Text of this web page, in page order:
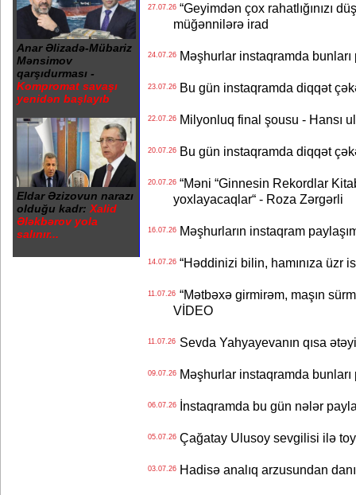
Anar Əlizadə-Mübariz
Mənsimov
qarşıdurması -
Kompromat savaşı
yenidən başlayıb
Eldar Əzizovun narazı
olduğu kadr: Xalid
Ələkbərov yola
salınır...
27.07.26“Geyimdən çox rahatlığınızı
müğənnilərə irad
24.07.26Məşhurlar instaqramda bunları
23.07.26Bu gün instaqramda diqqət
22.07.26Milyonluq final şousu - Hansı
20.07.26Bu gün instaqramda diqqət
20.07.26“Məni “Ginnesin Rekordlar
yoxlayacaqlar“ - Roza Zərgərli
16.07.26Məşhurların instaqram
14.07.26“Həddinizi bilin, hamınıza üzr
11.07.26“Mətbəxə girmirəm, maşın
VİDEO
11.07.26Sevda Yahyayevanın qısa
09.07.26Məşhurlar instaqramda bunları
06.07.26İnstaqramda bu gün nələr
05.07.26Çağatay Ulusoy sevgilisi ilə
03.07.26Hadisə analıq arzusundan